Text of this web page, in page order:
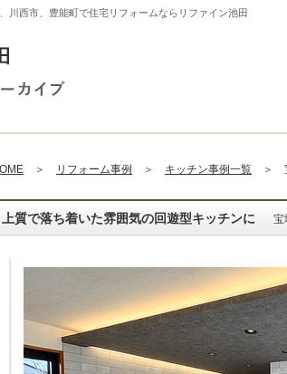
西市、豊能町で住宅リフォームならリファイン池田
＞ リフォーム事例 ＞ キッチン事例一覧 ＞
上質で落ち着いた雰囲気の回遊型キッチンに 宝